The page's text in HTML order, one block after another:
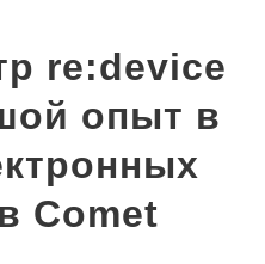
re:device
опыт в
Comet